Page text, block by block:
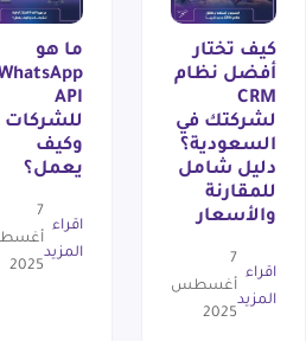
كيف تختار
أفضل نظام
CRM
لشركتك في
السعودية؟
دليل شامل
للمقارنة
والأسعار
اقراء
المزيد
أغسطس
2025
ما هو
WhatsApp
API
للشركات
وكيف
يعمل؟
اقراء
المزيد
أغسطس
2025